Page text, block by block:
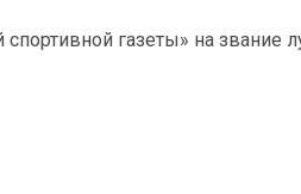
газеты» на звание